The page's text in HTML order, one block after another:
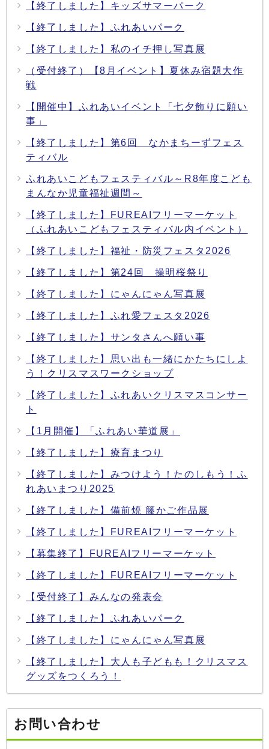
【終了しました】キッズサマーパーク
【終了しました】ふれあいパーク
【終了しました】私のイチ押し写真展
（受付終了）【8月イベント】夏休み宿題大作
戦
【開催中】ふれあいイベント「七夕飾りに願い
事」
【終了しました】第6回 なかまちーずフェス
ティバル
ふれあいこどもフェスティバル～R8年度こども
まんなか児童福祉週間～
【終了しました】FUREAIフリーマーケット
（ふれあいこどもフェスティバル内イベント）
【終了しました】福祉・防災フェスタ2026
【終了しました】第24回 操明桜祭り
【終了しました】にゃんにゃん写真展
【終了しました】ふれ愛フェスタ2026
【終了しました】サンタさんへ願い事
【終了しました】思い出も一緒にかたちにしよ
う！クリスマスワークショップ
【終了しました】ふれあいクリスマスコンサー
ト
【1月開催】「ふれあい華道展」
【終了しました】療育まつり
【終了しました】みつけよう！たのしもう！ふ
れあいまつり2025
【終了しました】備前焼 籐かご作品展
【終了しました】FUREAIフリーマーケット
【募集終了】FUREAIフリーマーケット
【終了しました】FUREAIフリーマーケット
【受付終了】みんなの発表会
【終了しました】ふれあいパーク
【終了しました】にゃんにゃん写真展
【終了しました】大人も子どもも！クリスマス
グッズをつくろう！
お問い合わせ